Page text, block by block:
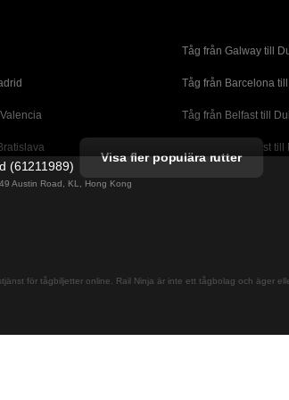
Tåg från Galway till
Tåg från Barcelona
Tåg från Belfast till
Tåg från Budapest till
Tåg från Lissabon till
Visa fler populära rutter
(61211989)
Austin Road, KL, Hong Kong
för tågbiljetter online. Rail Ninja är inte ett tågbolag och äger